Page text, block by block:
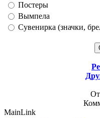
Постеры
Вымпела
Сувенирка (значки,
MainLink